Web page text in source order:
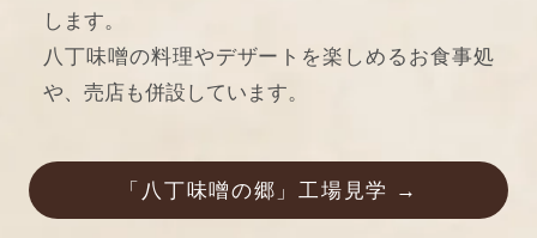
します。
八丁味噌の料理やデザートを楽しめるお食事処
や、売店も併設しています。
「八丁味噌の郷」工場見学 →